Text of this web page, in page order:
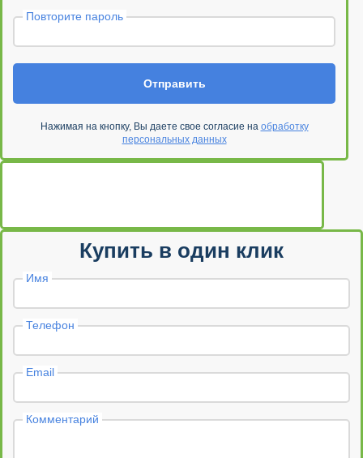
Повторите пароль
Отправить
Нажимая на кнопку, Вы даете свое согласие на обработку
персональных данных
Купить в один клик
Имя
Телефон
Email
Комментарий